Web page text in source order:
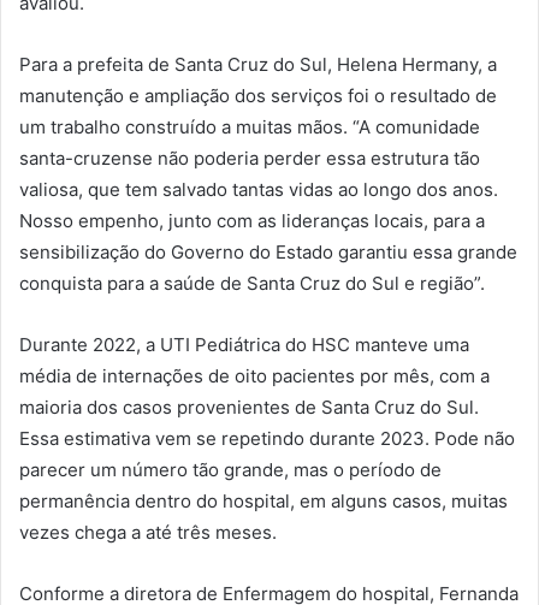
Para a prefeita de Santa Cruz do Sul, Helena Hermany, a
manutenção e ampliação dos serviços foi o resultado de
um trabalho construído a muitas mãos. “A comunidade
santa-cruzense não poderia perder essa estrutura tão
valiosa, que tem salvado tantas vidas ao longo dos anos.
Nosso empenho, junto com as lideranças locais, para a
sensibilização do Governo do Estado garantiu essa grande
conquista para a saúde de Santa Cruz do Sul e região”.
Durante 2022, a UTI Pediátrica do HSC manteve uma
média de internações de oito pacientes por mês, com a
maioria dos casos provenientes de Santa Cruz do Sul.
Essa estimativa vem se repetindo durante 2023. Pode não
parecer um número tão grande, mas o período de
permanência dentro do hospital, em alguns casos, muitas
vezes chega a até três meses.
Conforme a diretora de Enfermagem do hospital, Fernanda